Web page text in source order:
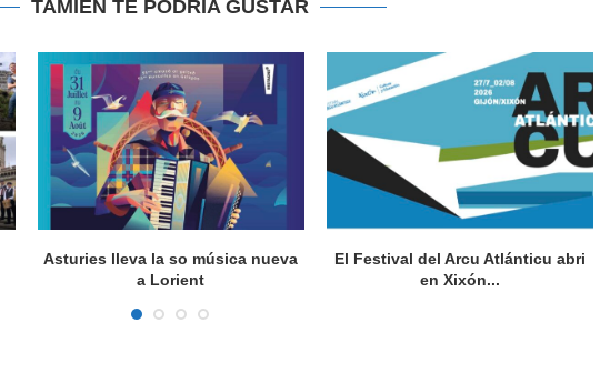
TAMIÉN TE PODRIA GUSTAR
Asturies lleva la so música nueva
a Lorient
El Festival del Arcu Atlánticu abri
en Xixón...